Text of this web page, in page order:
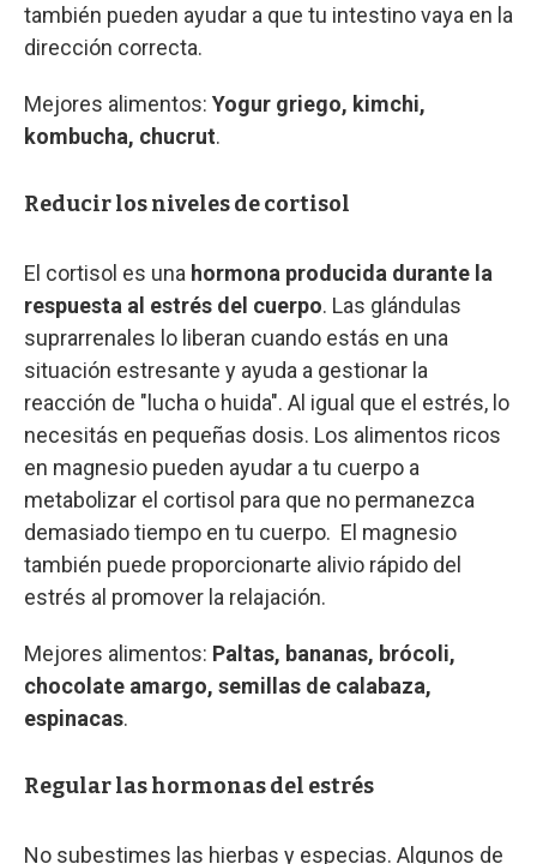
también pueden ayudar a que tu intestino vaya en la
dirección correcta.
Mejores alimentos: Yogur griego, kimchi,
kombucha, chucrut.
Reducir los niveles de cortisol
El cortisol es una hormona producida durante la
respuesta al estrés del cuerpo. Las glándulas
suprarrenales lo liberan cuando estás en una
situación estresante y ayuda a gestionar la
reacción de "lucha o huida". Al igual que el estrés, lo
necesitás en pequeñas dosis. Los alimentos ricos
en magnesio pueden ayudar a tu cuerpo a
metabolizar el cortisol para que no permanezca
demasiado tiempo en tu cuerpo. El magnesio
también puede proporcionarte alivio rápido del
estrés al promover la relajación.
Mejores alimentos: Paltas, bananas, brócoli,
chocolate amargo, semillas de calabaza,
espinacas.
Regular las hormonas del estrés
No subestimes las hierbas y especias. Algunos de